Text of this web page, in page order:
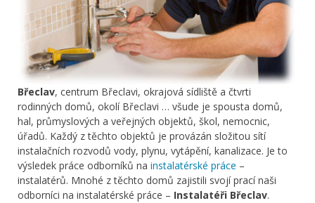
Břeclav, centrum Břeclavi, okrajová sídliště a čtvrti
rodinných domů, okolí Břeclavi … všude je spousta domů,
hal, průmyslových a veřejných objektů, škol, nemocnic,
úřadů. Každý z těchto objektů je provázán složitou sítí
instalačních rozvodů vody, plynu, vytápění, kanalizace. Je to
výsledek práce odborníků na instalatérské práce –
instalatérů. Mnohé z těchto domů zajistili svojí prací naši
odborníci na instalatérské práce – Instalatéři Břeclav.